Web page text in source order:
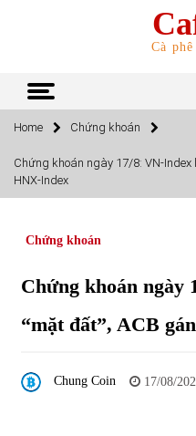
Cà
TOP
Top 10 mặt
5/2022
5/2022
Home Chứng khoán
Chứng khoán ngày 17/8: VN-Index
HNX-Index
Chứng khoán
Chứng khoán ngày
“mặt đất”, ACB
Chung Coin 17/08/